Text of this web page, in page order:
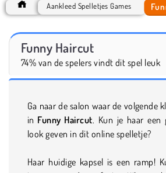
Aankleed Spelletjes Games
Funny Haircut
74% van de spelers vindt dit spel leuk
Ga naar de salon waar de volgende
in Funny Haircut. Kun je haar een
look geven in dit online spelletje?
Haar huidige kapsel is een ramp!